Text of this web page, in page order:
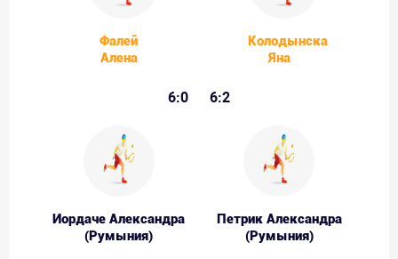
Фалей
Алена
Колодынска
Яна
6:0 6:2
Иордаче Александра
(Румыния)
Петрик Александра
(Румыния)